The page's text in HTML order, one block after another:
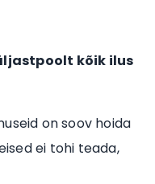
kõik ilus
on soov hoida
ei tohi teada,